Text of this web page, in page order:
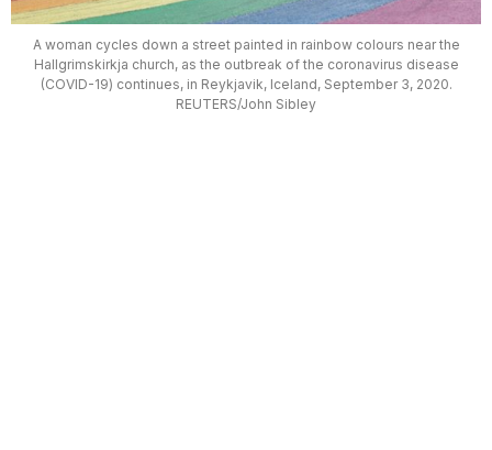
A woman cycles down a street painted in rainbow colours near the
Hallgrimskirkja church, as the outbreak of the coronavirus disease
(COVID-19) continues, in Reykjavik, Iceland, September 3, 2020.
REUTERS/John Sibley